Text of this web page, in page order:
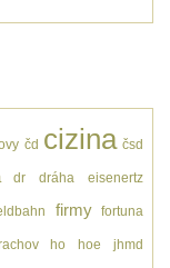
čd cizina čsd
dr dráha eisenertz
firmy fortuna
ho hoe jhmd